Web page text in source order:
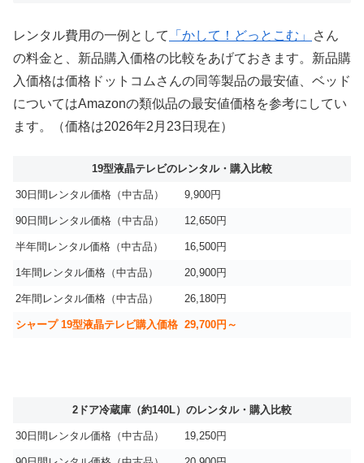
レンタル費用の一例として 「かして！どっとこむ」
さん
の料金と、新品購入価格の比較をあげておきます。新品購
入価格は価格ドットコムさんの同等製品の最安値、ベッド
についてはAmazonの類似品の最安値価格を参考にしてい
ます。（価格は2026年2月23日現在）
19型液晶テレビのレンタル・購入比較
30日間レンタル価格（中古品） 9,900円
90日間レンタル価格（中古品） 12,650円
半年間レンタル価格（中古品） 16,500円
1年間レンタル価格（中古品） 20,900円
2年間レンタル価格（中古品） 26,180円
シャープ 19型液晶テレビ購入価格 29,700円～
2ドア冷蔵庫（約140L）のレンタル・購入比較
30日間レンタル価格（中古品） 19,250円